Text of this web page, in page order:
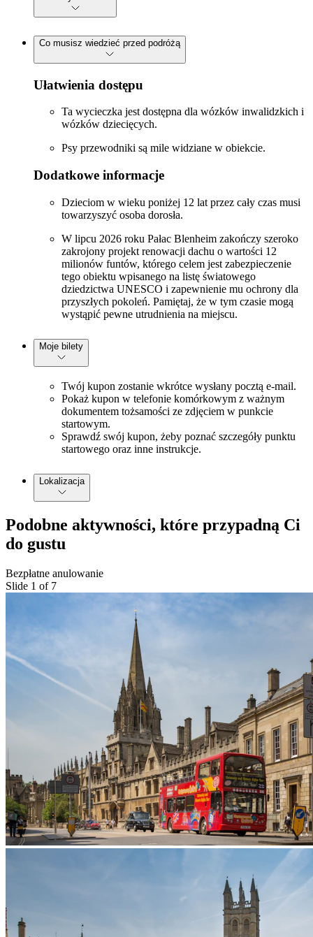
Co musisz wiedzieć przed podróżą
Ułatwienia dostępu
Ta wycieczka jest dostępna dla wózków inwalidzkich i
wózków dziecięcych.
Psy przewodniki są mile widziane w obiekcie.
Dodatkowe informacje
Dzieciom w wieku poniżej 12 lat przez cały czas musi
towarzyszyć osoba dorosła.
W lipcu 2026 roku Pałac Blenheim zakończy szeroko
zakrojony projekt renowacji dachu o wartości 12
milionów funtów, którego celem jest zabezpieczenie
tego obiektu wpisanego na listę światowego
dziedzictwa UNESCO i zapewnienie mu ochrony dla
przyszłych pokoleń. Pamiętaj, że w tym czasie mogą
wystąpić pewne utrudnienia na miejscu.
Moje bilety
Twój kupon zostanie wkrótce wysłany pocztą e-mail.
Pokaż kupon w telefonie komórkowym z ważnym
dokumentem tożsamości ze zdjęciem w punkcie
startowym.
Sprawdź swój kupon, żeby poznać szczegóły punktu
startowego oraz inne instrukcje.
Lokalizacja
Podobne aktywności, które przypadną Ci
do gustu
Bezpłatne anulowanie
Slide 1 of 7